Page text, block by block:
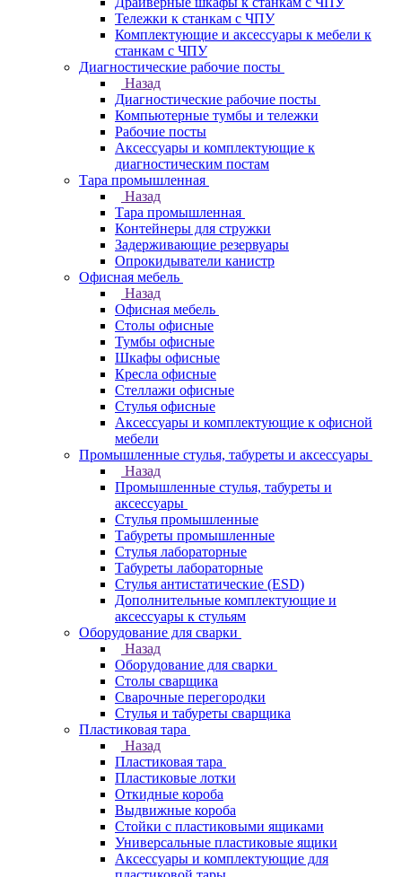
Тележки к станкам с ЧПУ
Комплектующие и аксессуары к мебели к
станкам с ЧПУ
Диагностические рабочие посты
Назад
Диагностические рабочие посты
Компьютерные тумбы и тележки
Рабочие посты
Аксессуары и комплектующие к
диагностическим постам
Тара промышленная
Назад
Тара промышленная
Контейнеры для стружки
Задерживающие резервуары
Опрокидыватели канистр
Офисная мебель
Назад
Офисная мебель
Столы офисные
Тумбы офисные
Шкафы офисные
Кресла офисные
Стеллажи офисные
Стулья офисные
Аксессуары и комплектующие к офисной
мебели
Промышленные стулья, табуреты и аксессуары
Назад
Промышленные стулья, табуреты и
аксессуары
Стулья промышленные
Табуреты промышленные
Стулья лабораторные
Табуреты лабораторные
Стулья антистатические (ESD)
Дополнительные комплектующие и
аксессуары к стульям
Оборудование для сварки
Назад
Оборудование для сварки
Столы сварщика
Сварочные перегородки
Стулья и табуреты сварщика
Пластиковая тара
Назад
Пластиковая тара
Пластиковые лотки
Откидные короба
Выдвижные короба
Стойки с пластиковыми ящиками
Универсальные пластиковые ящики
Аксессуары и комплектующие для